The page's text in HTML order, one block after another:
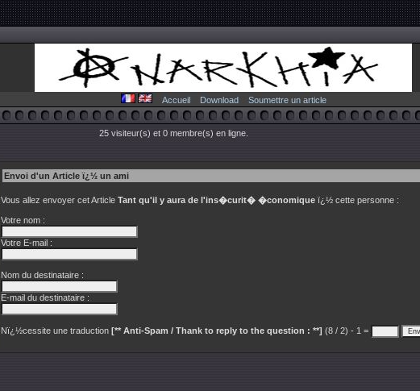
Accueil Download Soumettre un article
25 visiteur(s) et 0 membre(s) en ligne.
Envoi d'un Article ï¿½ un ami
Vous allez envoyer cet Article Tant qu'il y aura de l'ins�curit� �conomique ï¿½ cette personne :
Votre nom :
Votre E-mail :
Nom du destinataire :
E-mail du destinataire :
Nï¿½cessite une traduction [** Anti-Spam / Thank to reply to the question : **] (8 / 2) - 1 =